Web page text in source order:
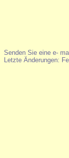
Senden Sie eine e-
Letzte Änderungen: